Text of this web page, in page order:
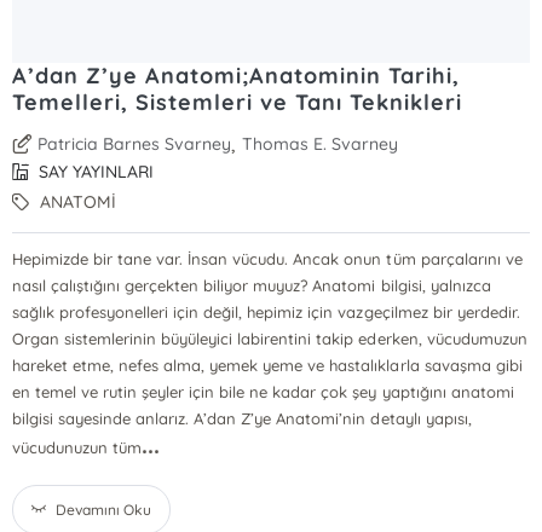
A’dan Z’ye Anatomi;Anatominin Tarihi,
Temelleri, Sistemleri ve Tanı Teknikleri
Patricia Barnes Svarney, Thomas E. Svarney
SAY YAYINLARI
ANATOMİ
Hepimizde bir tane var. İnsan vücudu. Ancak onun tüm parçalarını ve
nasıl çalıştığını gerçekten biliyor muyuz? Anatomi bilgisi, yalnızca
sağlık profesyonelleri için değil, hepimiz için vazgeçilmez bir yerdedir.
Organ sistemlerinin büyüleyici labirentini takip ederken, vücudumuzun
hareket etme, nefes alma, yemek yeme ve hastalıklarla savaşma gibi
en temel ve rutin şeyler için bile ne kadar çok şey yaptığını anatomi
bilgisi sayesinde anlarız. A’dan Z’ye Anatomi’nin detaylı yapısı,
vücudunuzun tüm...
Devamını Oku